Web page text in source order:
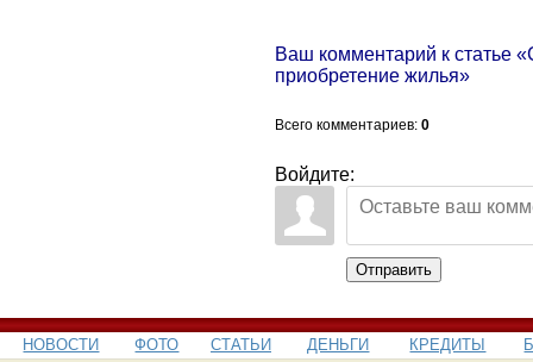
Ваш комментарий к статье
приобретение жилья»
Всего комментариев: 0
Войдите:
Отправить
НОВОСТИ ФОТО СТАТЬИ ДЕНЬГИ КРЕДИТЫ